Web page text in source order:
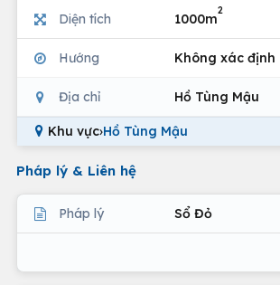
Diện tích 1000m
2
Hướng Không xác định
Địa chỉ Hồ Tùng Mậu
Khu vực›Hồ Tùng Mậu
Pháp lý & Liên hệ
Pháp lý Sổ Đỏ